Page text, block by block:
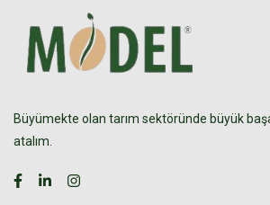
Büyümekte olan tarım sektöründe büyük
atalım.